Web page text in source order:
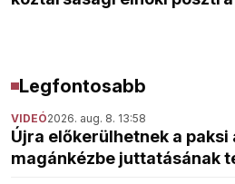
Legfontosabb
VIDEÓ2026. aug. 8. 13:58
Újra előkerülhetnek a paksi
magánkézbe juttatásának